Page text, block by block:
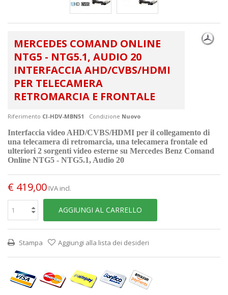
MERCEDES COMAND ONLINE
NTG5 - NTG5.1, AUDIO 20
INTERFACCIA AHD/CVBS/HDMI
PER TELECAMERA
RETROMARCIA E FRONTALE
Riferimento CI-HDV-MBN51 Condizione Nuovo
Interfaccia video AHD/CVBS/HDMI per il collegamento di
una telecamera di retromarcia, una telecamera frontale ed
ulteriori 2 sorgenti video esterne su Mercedes Benz Comand
Online NTG5 - NTG5.1, Audio 20
€ 419,00 IVA incl.
AGGIUNGI AL CARRELLO
Stampa Aggiungi alla lista dei desideri